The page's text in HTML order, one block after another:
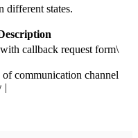
different states.
callback request form\
communication channel
|